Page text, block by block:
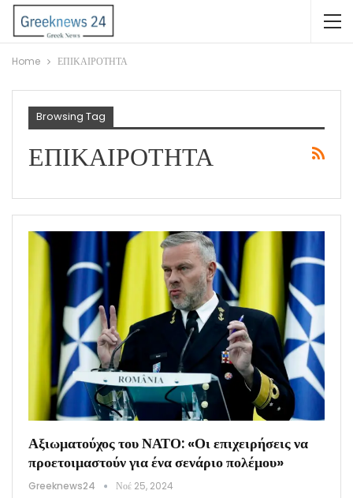
Home ΕΠΙΚΑΙΡΟΤΗΤΑ
Browsing Tag
ΕΠΙΚΑΙΡΟΤΗΤΑ
Αξιωματούχος του ΝΑΤΟ: «Οι επιχειρήσεις να
προετοιμαστούν για ένα σενάριο πολέμου»
Greeknews24 Νοέ 25, 2024